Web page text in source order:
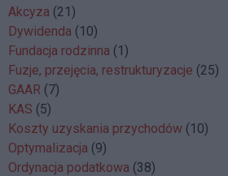
Akcyza (21)
Dywidenda (10)
Fundacja rodzinna (1)
Fuzje, przejęcia, restrukturyzacje (25)
GAAR (7)
KAS (5)
Koszty uzyskania przychodów (10)
Optymalizacja (9)
Ordynacja podatkowa (38)